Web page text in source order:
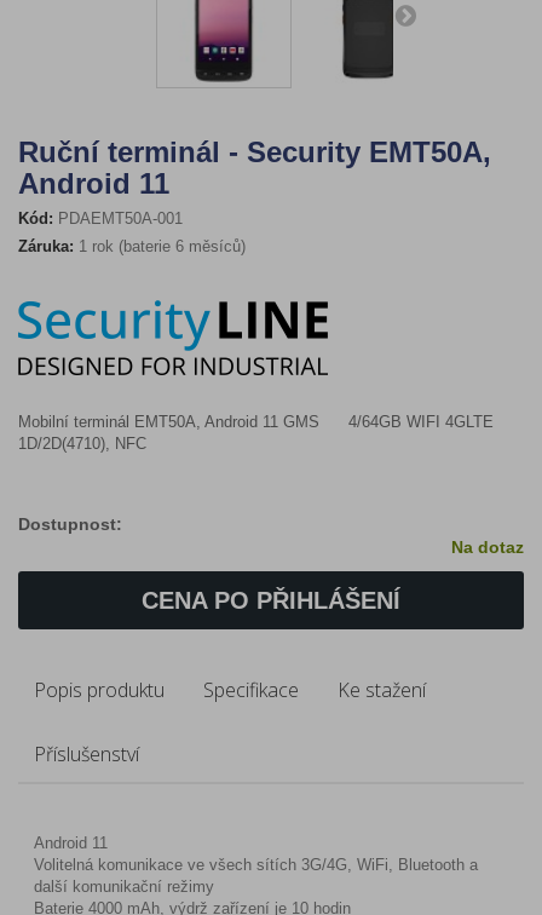
Ruční terminál - Security EMT50A,
Android 11
Kód: PDAEMT50A-001
Záruka: 1 rok (baterie 6 měsíců)
Mobilní terminál EMT50A, Android 11 GMS 4/64GB WIFI 4GLTE
1D/2D(4710), NFC
Dostupnost:
Na dotaz
CENA PO PŘIHLÁŠENÍ
Popis produktu Specifikace Ke stažení
Příslušenství
Android 11
Volitelná komunikace ve všech sítích 3G/4G, WiFi, Bluetooth a
další komunikační režimy
Baterie 4000 mAh, výdrž zařízení je 10 hodin